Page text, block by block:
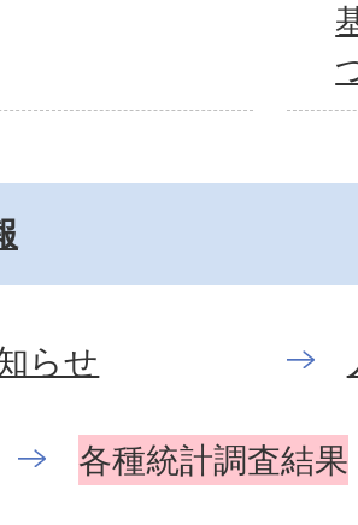
らせ
各種統計調査結果